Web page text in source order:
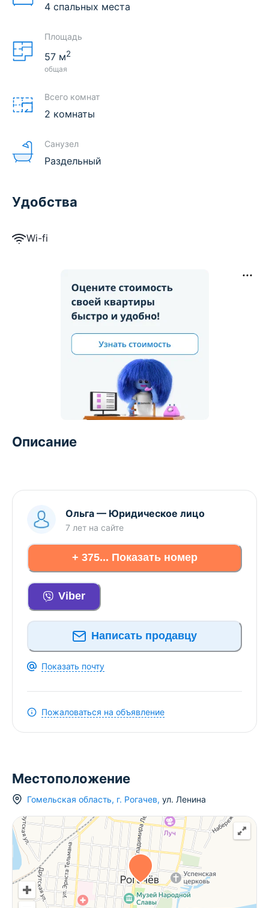
4 спальных места
Площадь
57 м2
общая
Всего комнат
2 комнаты
Санузел
Раздельный
Удобства
Wi-fi
Описание
Ольга — Юридическое лицо
7 лет на сайте
+ 375... Показать номер
Viber
Написать продавцу
Показать почту
Пожаловаться на объявление
Местоположение
Гомельская область, г. Рогачев, ул. Ленина